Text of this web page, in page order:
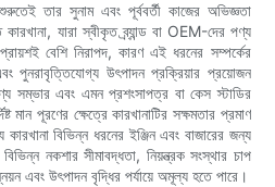
তার সুনাম এবং পূর্ববর্তী কাজের অভিজ্ঞতা
যারা স্বীকৃত ব্র্যান্ড বা OEM-দের পণ্য
বেশি নিরাপদ, কারণ এই ধরনের সম্পর্কের
পুনরাবৃত্তিযোগ্য উৎপাদন প্রক্রিয়ার প্রয়োজন
সম্ভার এবং এমন প্রশংসাপত্র বা কেস স্টাডির
মান পূরণের ক্ষেত্রে কারখানাটির সক্ষমতার প্রমাণ
বিভিন্ন ধরনের ইঞ্জিন এবং বাজারের জন্য
নকশার সীমাবদ্ধতা, নিয়ন্ত্রক সংস্থার চাপ
এবং উৎপাদন বৃদ্ধির পর্যায়ে অমূল্য হতে পারে।